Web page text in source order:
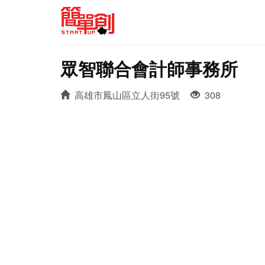
眾智聯合會計師事務所
高雄市鳳山區立人街95號 308